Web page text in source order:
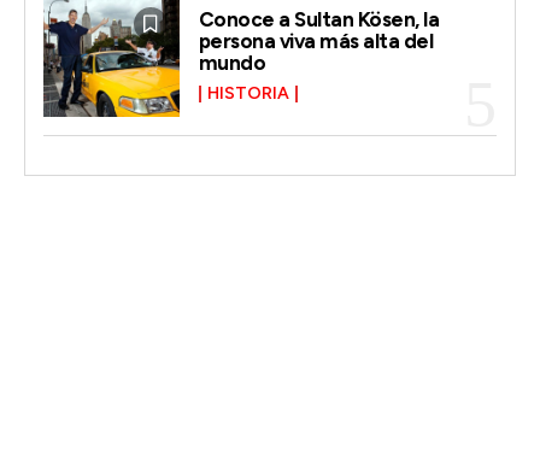
Conoce a Sultan Kösen, la
persona viva más alta del
mundo
HISTORIA